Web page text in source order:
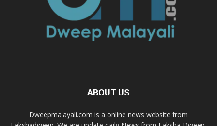
ABOUT US
Dweepmalayali.com is a online news website from